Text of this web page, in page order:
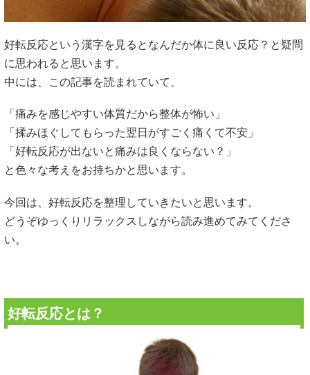
好転反応という漢字を見るとなんだか体に良い反応？と疑問
に思われると思います。
中には、この記事を読まれていて、
「痛みを感じやすい体質だから整体が怖い」
「揉みほぐしてもらった翌日がすごく痛くて不安」
「好転反応が出ないと痛みは良くならない？」
と色々な考えをお持ちかと思います。
今回は、好転反応を整理していきたいと思います。
どうぞゆっくりリラックスしながら読み進めてみてくださ
い。
好転反応とは？